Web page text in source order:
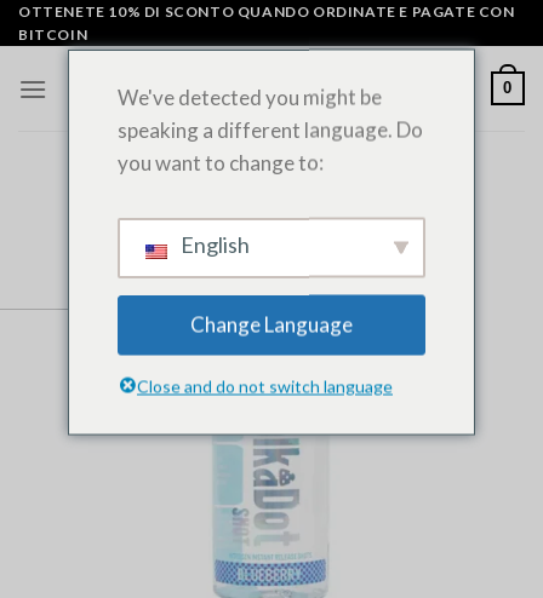
Vai
al
OTTENETE 10% DI SCONTO QUANDO ORDINATE E PAGATE CON
BITCOIN
0
We've detected you might be
speaking a different language. Do
you want to change to:
English
Change Language
Close and do not switch language